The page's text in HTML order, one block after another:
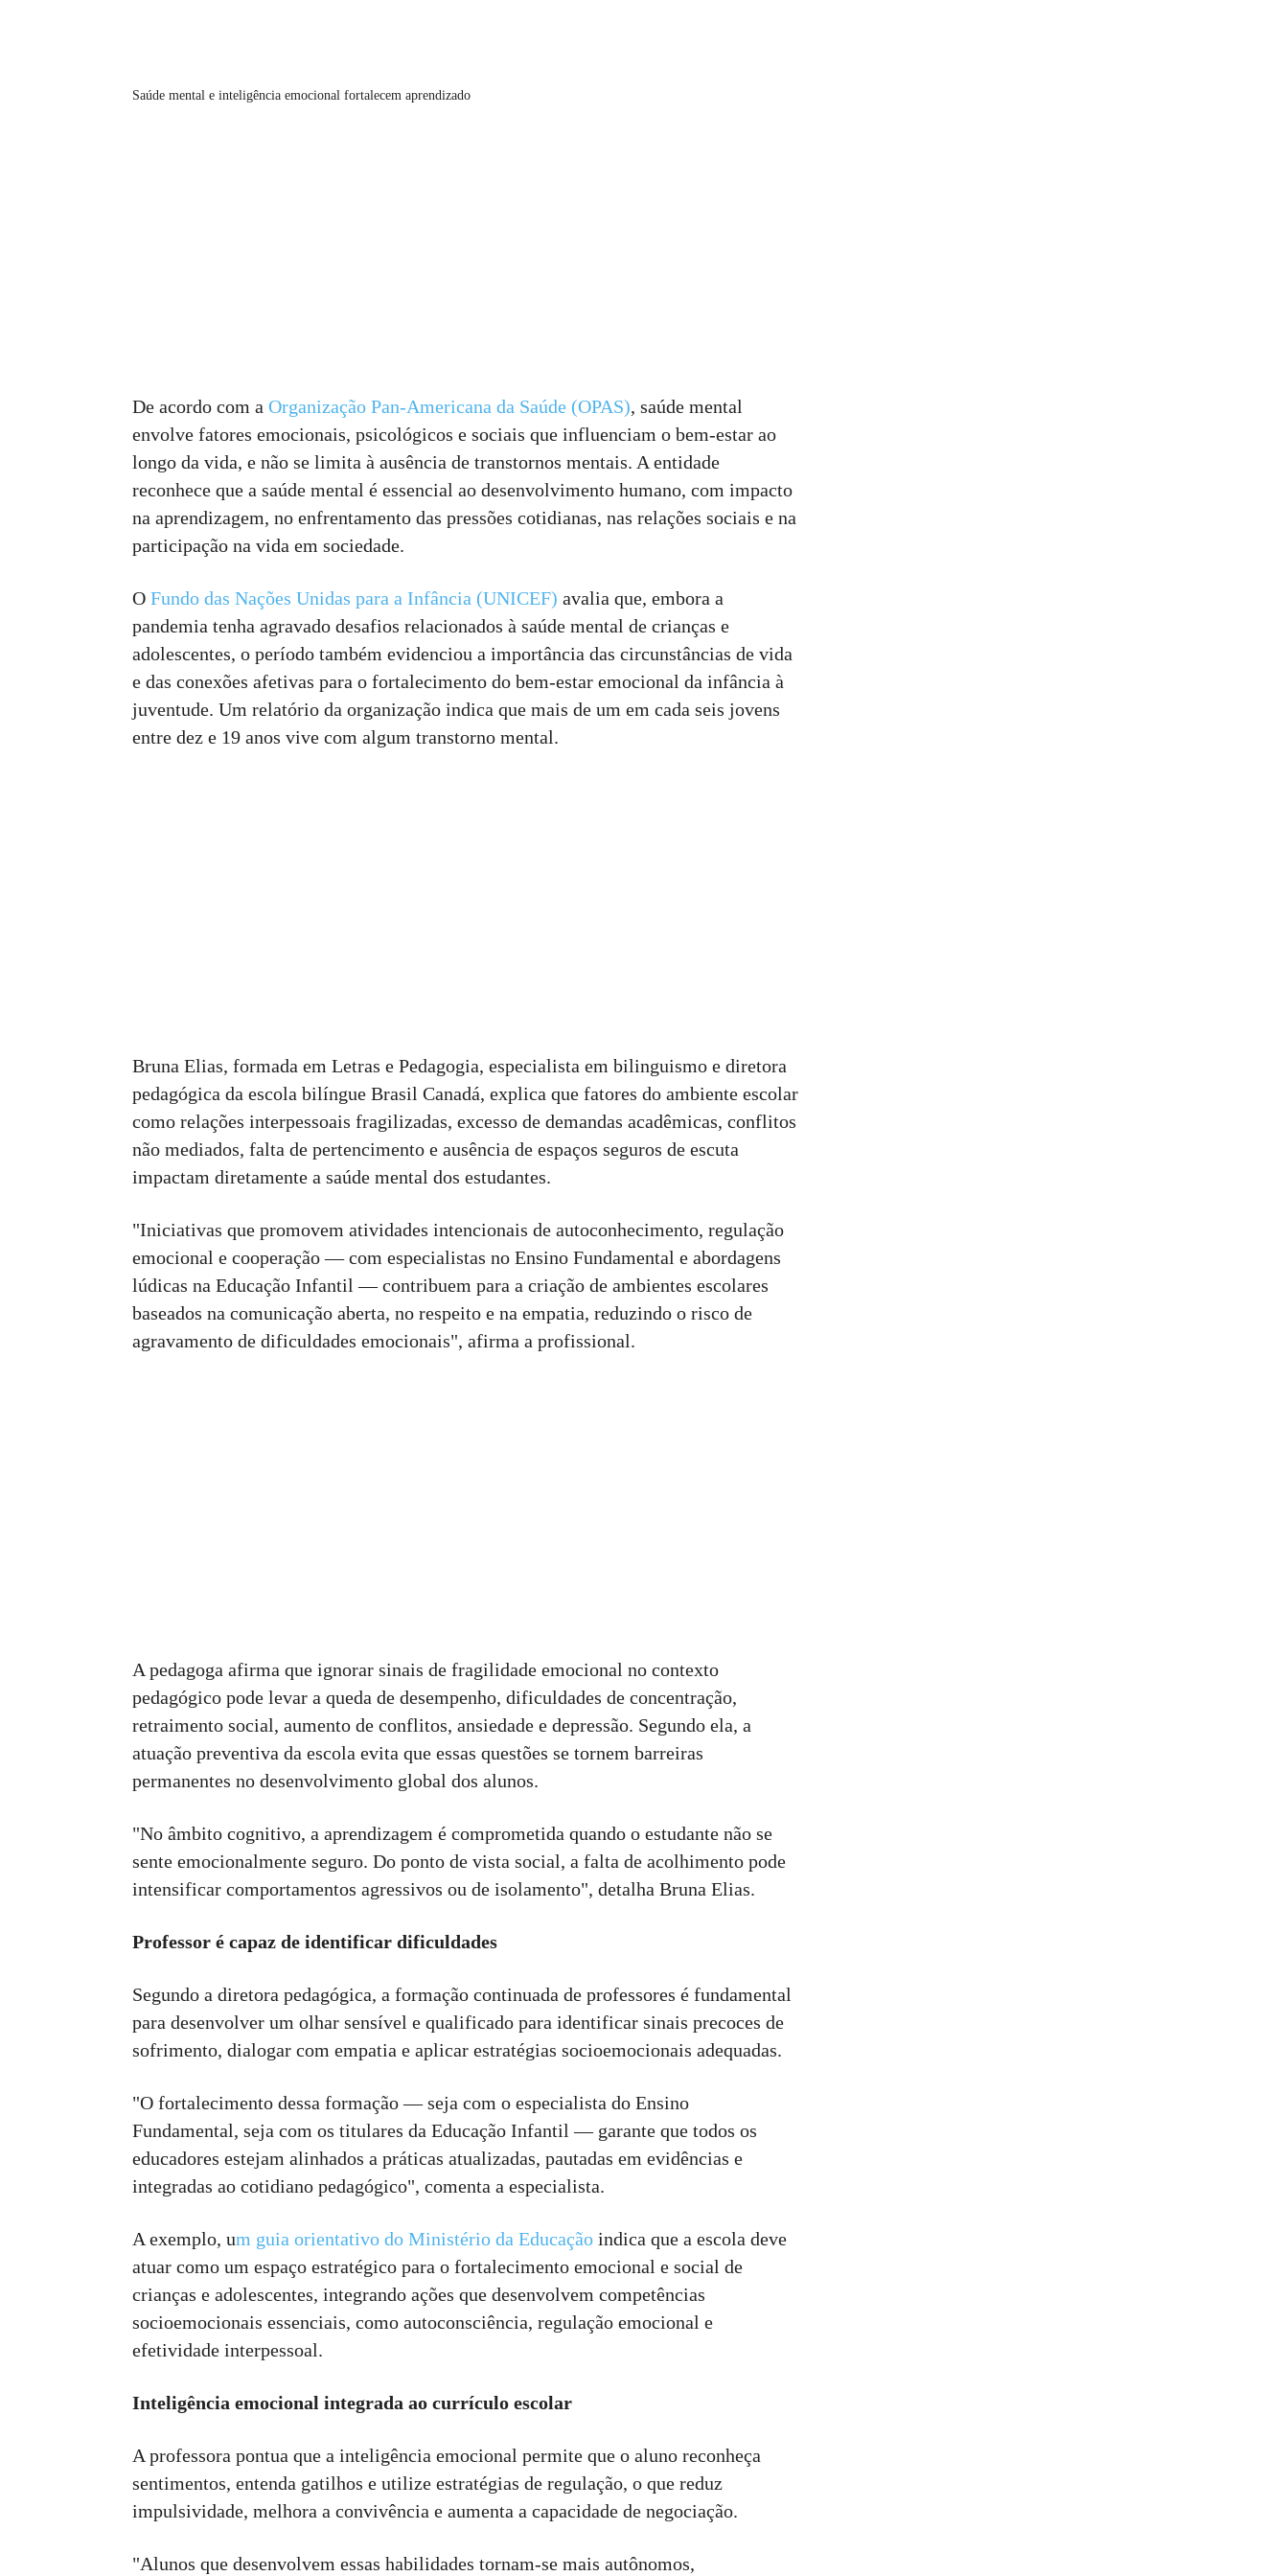
Saúde mental e inteligência emocional fortalecem aprendizado
De acordo com a Organização Pan-Americana da Saúde (OPAS), saúde mental
envolve fatores emocionais, psicológicos e sociais que influenciam o bem-estar ao
longo da vida, e não se limita à ausência de transtornos mentais. A entidade
reconhece que a saúde mental é essencial ao desenvolvimento humano, com impacto
na aprendizagem, no enfrentamento das pressões cotidianas, nas relações sociais e na
participação na vida em sociedade.
O Fundo das Nações Unidas para a Infância (UNICEF) avalia que, embora a
pandemia tenha agravado desafios relacionados à saúde mental de crianças e
adolescentes, o período também evidenciou a importância das circunstâncias de vida
e das conexões afetivas para o fortalecimento do bem-estar emocional da infância à
juventude. Um relatório da organização indica que mais de um em cada seis jovens
entre dez e 19 anos vive com algum transtorno mental.
Bruna Elias, formada em Letras e Pedagogia, especialista em bilinguismo e diretora
pedagógica da escola bilíngue Brasil Canadá, explica que fatores do ambiente escolar
como relações interpessoais fragilizadas, excesso de demandas acadêmicas, conflitos
não mediados, falta de pertencimento e ausência de espaços seguros de escuta
impactam diretamente a saúde mental dos estudantes.
"Iniciativas que promovem atividades intencionais de autoconhecimento, regulação
emocional e cooperação — com especialistas no Ensino Fundamental e abordagens
lúdicas na Educação Infantil — contribuem para a criação de ambientes escolares
baseados na comunicação aberta, no respeito e na empatia, reduzindo o risco de
agravamento de dificuldades emocionais", afirma a profissional.
A pedagoga afirma que ignorar sinais de fragilidade emocional no contexto
pedagógico pode levar a queda de desempenho, dificuldades de concentração,
retraimento social, aumento de conflitos, ansiedade e depressão. Segundo ela, a
atuação preventiva da escola evita que essas questões se tornem barreiras
permanentes no desenvolvimento global dos alunos.
"No âmbito cognitivo, a aprendizagem é comprometida quando o estudante não se
sente emocionalmente seguro. Do ponto de vista social, a falta de acolhimento pode
intensificar comportamentos agressivos ou de isolamento", detalha Bruna Elias.
Professor é capaz de identificar dificuldades
Segundo a diretora pedagógica, a formação continuada de professores é fundamental
para desenvolver um olhar sensível e qualificado para identificar sinais precoces de
sofrimento, dialogar com empatia e aplicar estratégias socioemocionais adequadas.
"O fortalecimento dessa formação — seja com o especialista do Ensino
Fundamental, seja com os titulares da Educação Infantil — garante que todos os
educadores estejam alinhados a práticas atualizadas, pautadas em evidências e
integradas ao cotidiano pedagógico", comenta a especialista.
A exemplo, um guia orientativo do Ministério da Educação indica que a escola deve
atuar como um espaço estratégico para o fortalecimento emocional e social de
crianças e adolescentes, integrando ações que desenvolvem competências
socioemocionais essenciais, como autoconsciência, regulação emocional e
efetividade interpessoal.
Inteligência emocional integrada ao currículo escolar
A professora pontua que a inteligência emocional permite que o aluno reconheça
sentimentos, entenda gatilhos e utilize estratégias de regulação, o que reduz
impulsividade, melhora a convivência e aumenta a capacidade de negociação.
"Alunos que desenvolvem essas habilidades tornam-se mais autônomos,